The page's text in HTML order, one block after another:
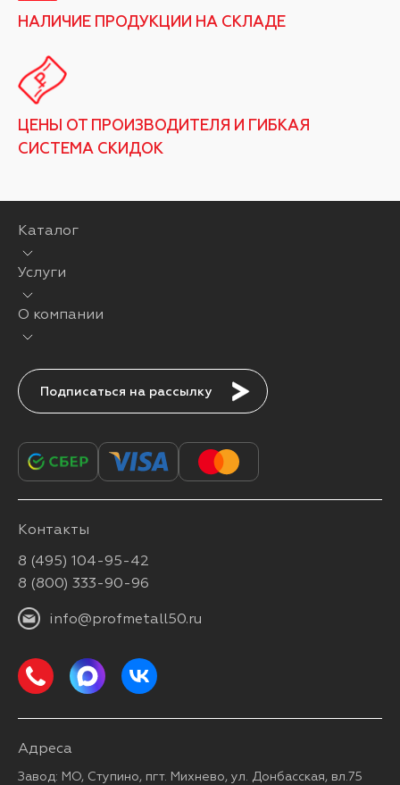
НАЛИЧИЕ ПРОДУКЦИИ НА СКЛАДЕ
ЦЕНЫ ОТ ПРОИЗВОДИТЕЛЯ И ГИБКАЯ
СИСТЕМА СКИДОК
Каталог
Услуги
О компании
Подписаться
Контакты
8 (495) 104-95-42
8 (800) 333-90-96
info@profmetall50.ru
Адреса
Завод: МО, Ступино, пгт. Михнево, ул. Донбасская, вл.75